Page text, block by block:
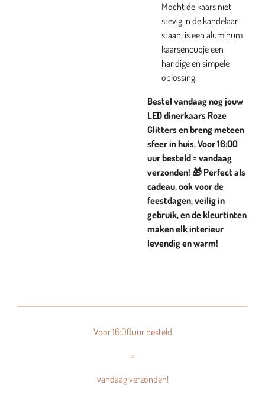
Mocht de kaars niet
stevig in de kandelaar
staan, is een aluminum
kaarsencupje een
handige en simpele
oplossing.
Bestel vandaag nog jouw
LED dinerkaars Roze
Glitters en breng meteen
sfeer in huis. Voor 16:00
uur besteld = vandaag
verzonden! 🎁 Perfect als
cadeau, ook voor de
feestdagen, veilig in
gebruik, en de kleurtinten
maken elk interieur
levendig en warm!
Voor 16:00uur besteld
=
vandaag verzonden!